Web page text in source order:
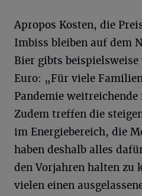
Apropos Kosten, die
Imbiss bleiben auf dem
Bier gibts
Euro: „Für viele
Pandemie
Zudem treffen die
im Energiebereich, die
haben deshalb alles
den Vorjahren halten zu
vielen einen